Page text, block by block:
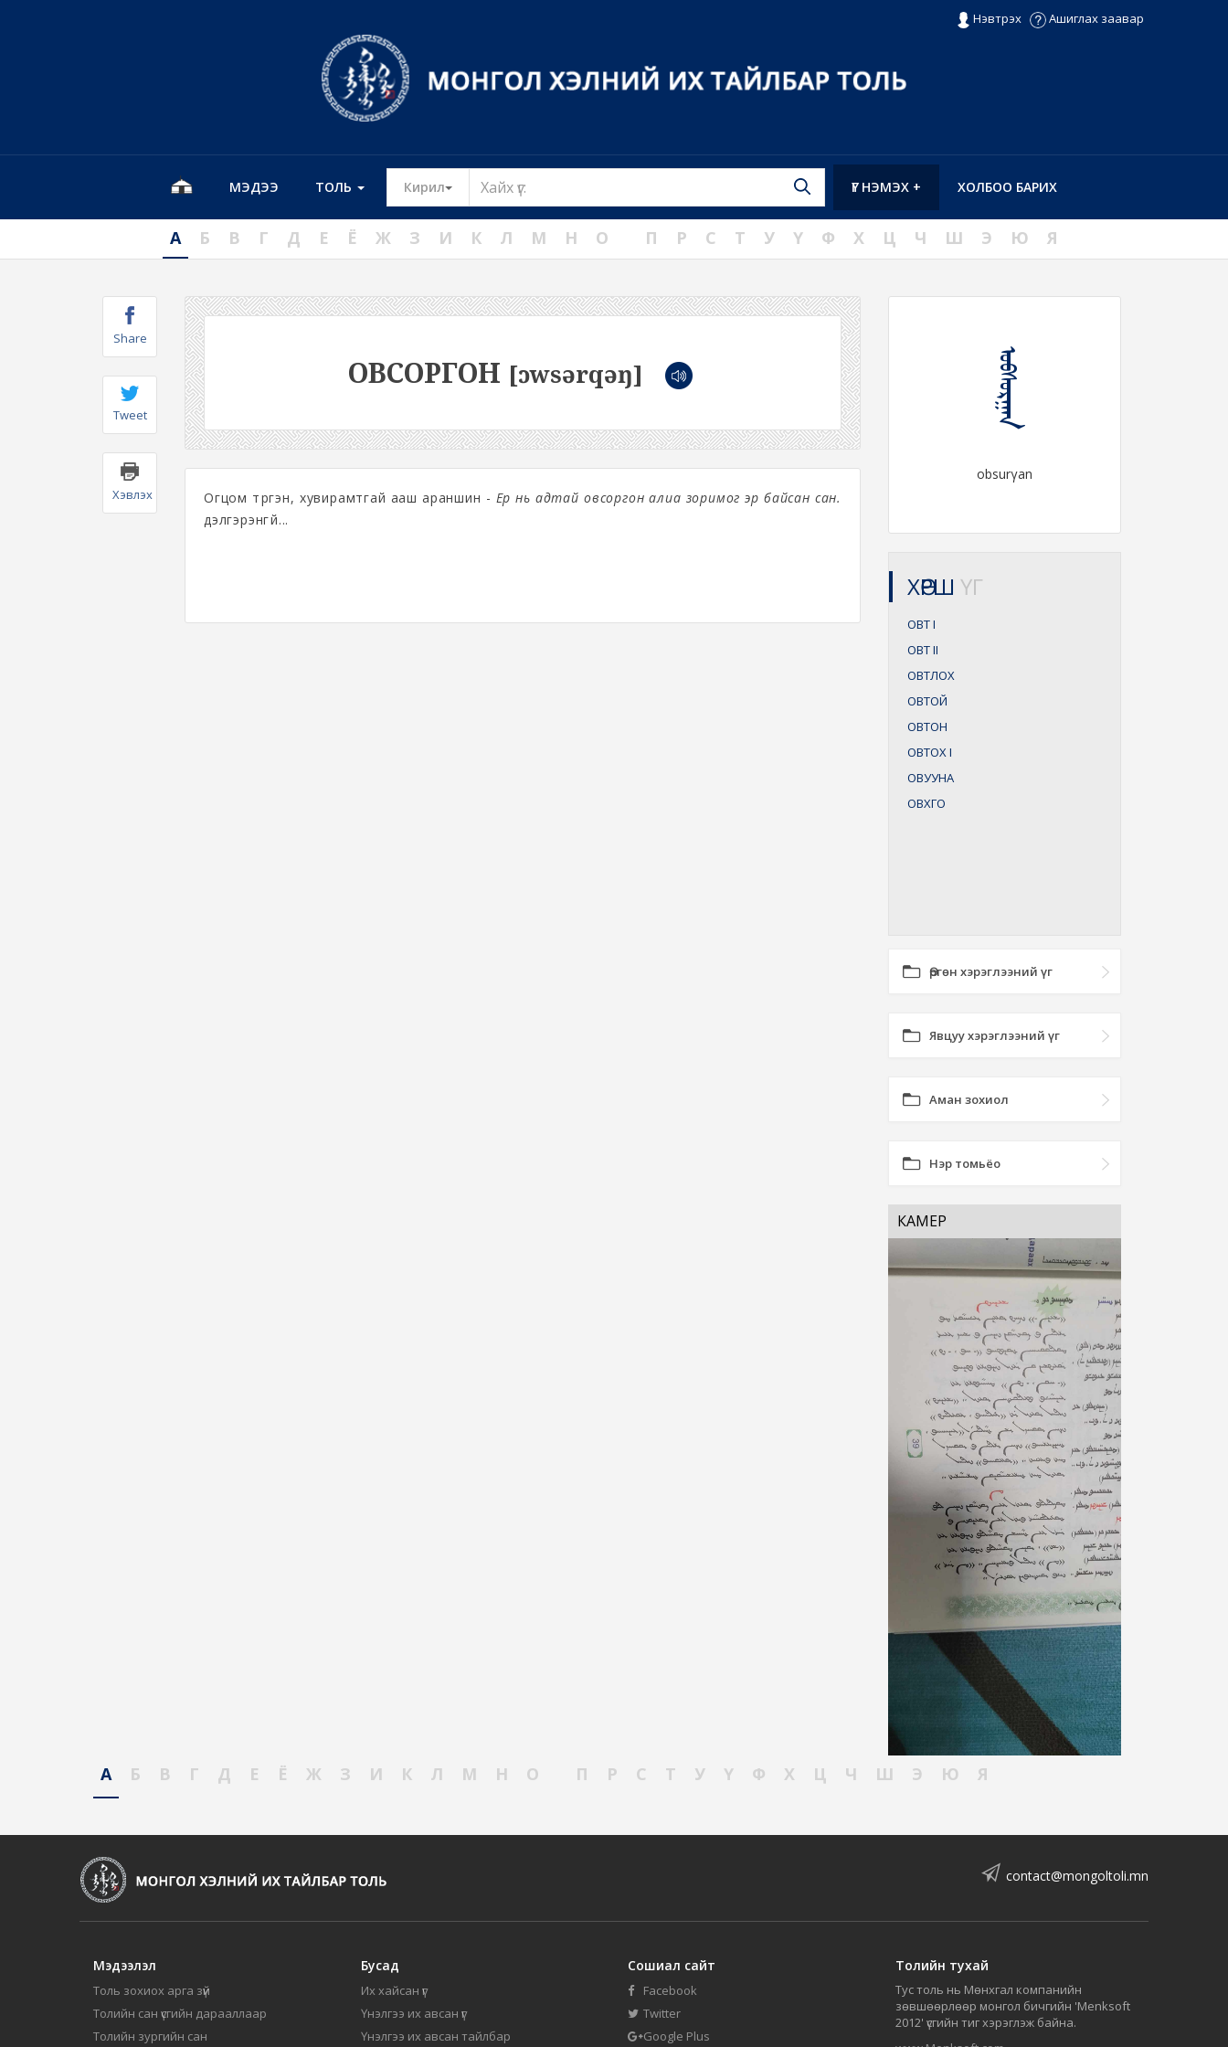
Нэвтрэх Ашиглах заавар
МЭДЭЭ ТОЛЬ Кирил Toggle Dropdown ХОЛБОО БАРИХ
ҮГ НЭМЭХ +
А Б В Г Д Е Ё Ж З И К Л М Н О П Р С Т У Ү Ф Х Ц Ч Ш Э Ю Я
Share
Tweet
Хэвлэх
ОВСОРГОН [ɔwsərqəŋ]
Огцом түргэн, хувирамтгай ааш араншин - Ер нь адтай овсоргон алиа зоримог эр байсан сан.
дэлгэрэнгүй...
ᠣᠪᠰᠤᠷᠭᠠᠨ
obsurγan
ХӨРШ ҮГ
ОВТI
ОВТII
ОВТЛОХ
ОВТОЙ
ОВТОН
ОВТОХI
ОВУУНА
ОВХГО
Өргөн хэрэглээний үг
Явцуу хэрэглээний үг
Аман зохиол
Нэр томьёо
КАМЕР
А Б В Г Д Е Ё Ж З И К Л М Н О П Р С Т У Ү Ф Х Ц Ч Ш Э Ю Я
contact@mongoltoli.mn
Мэдээлэл
Толь зохиох арга зүй
Толийн сан үсгийн дарааллаар
Толийн зургийн сан
Бусад
Их хайсан үг
Үнэлгээ их авсан үг
Үнэлгээ их авсан тайлбар
Сошиал сайт
Facebook
Twitter
Google Plus
Толийн тухай
Тус толь нь Мөнхгал компанийн
зөвшөөрлөөр монгол бичгийн 'Menksoft
2012' үсгийн тиг хэрэглэж байна.